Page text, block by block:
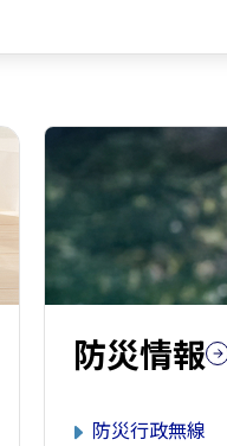
防災情報
防災行政無線